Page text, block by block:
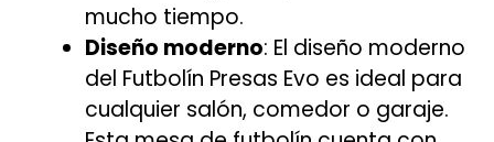
mucho tiempo.
Diseño moderno: El diseño moderno
del Futbolín Presas Evo es ideal para
cualquier salón, comedor o garaje.